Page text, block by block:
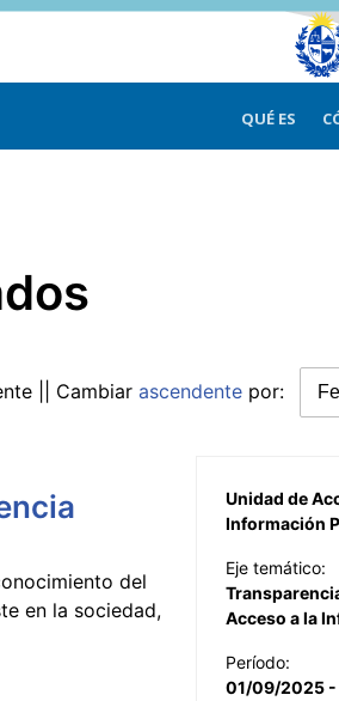
QUÉ ES
|| Cambiar ascendente por:
del
en la sociedad,
Unidad de
Información
Eje temático:
Acceso a la
Período:
01/09/2025